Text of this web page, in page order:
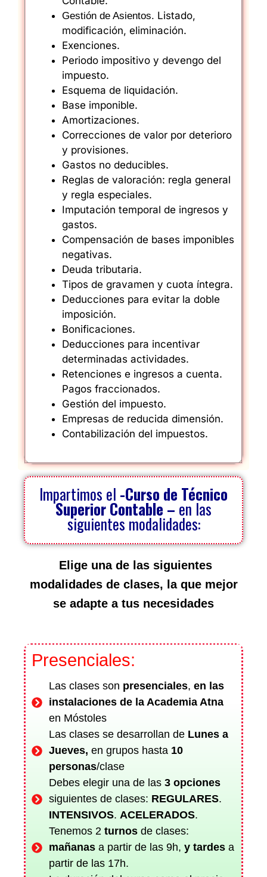
Gestión de Asientos. Listado,
modificación, eliminación.
Exenciones.
Periodo impositivo y devengo del
impuesto.
Esquema de liquidación.
Base imponible.
Amortizaciones.
Correcciones de valor por deterioro
y provisiones.
Gastos no deducibles.
Reglas de valoración: regla general
y regla especiales.
Imputación temporal de ingresos y
gastos.
Compensación de bases imponibles
negativas.
Deuda tributaria.
Tipos de gravamen y cuota íntegra.
Deducciones para evitar la doble
imposición.
Bonificaciones.
Deducciones para incentivar
determinadas actividades.
Retenciones e ingresos a cuenta.
Pagos fraccionados.
Gestión del impuesto.
Empresas de reducida dimensión.
Contabilización del impuestos.
Impartimos el -Curso de Técnico
Superior Contable – en las
siguientes modalidades:
Elige una de las siguientes
modalidades de clases, la que mejor
se adapte a tus necesidades
Presenciales:
Las clases son presenciales, en las
instalaciones de la Academia Atna
en Móstoles
Las clases se desarrollan deLunes a
Jueves, en grupos hasta10
personas/clase
Debes elegir una de las 3 opciones
siguientes de clases: REGULARES.
INTENSIVOS. ACELERADOS.
Tenemos 2 turnosde clases:
mañanasa partir de las 9h, y tardesa
partir de las 17h.